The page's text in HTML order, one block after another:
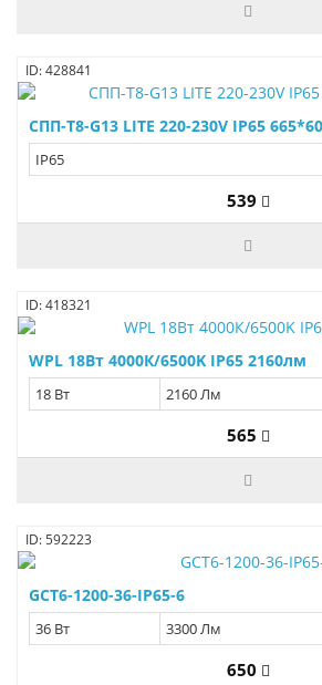
ID: 428841
СПП-Т8-G13 LITE 220-230V IP65
IP65
539
ID: 418321
WPL 18Вт 4000К/6500K IP65 2160лм
18 Вт 2160 Лм
565
ID: 592223
GCT6-1200-36-IP65-6
36 Вт 3300 Лм
650